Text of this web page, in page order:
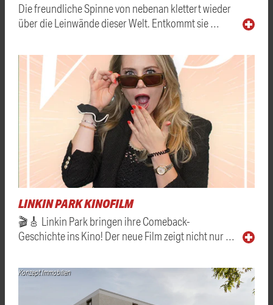
Die freundliche Spinne von nebenan klettert wieder
über die Leinwände dieser Welt. Entkommt sie …
LINKIN PARK KINOFILM
🎬🎸 Linkin Park bringen ihre Comeback-
Geschichte ins Kino! Der neue Film zeigt nicht nur …
Konzept Immobilien